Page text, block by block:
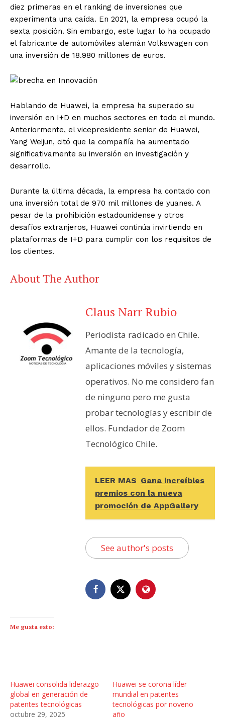
diez primeras en el ranking de inversiones que
experimenta una caída. En 2021, la empresa ocupó la
sexta posición. Sin embargo, este lugar lo ha ocupado
el fabricante de automóviles alemán Volkswagen con
una inversión de 18.980 millones de euros.
Hablando de Huawei, la empresa ha superado su
inversión en I+D en muchos sectores en todo el mundo.
Anteriormente, el vicepresidente senior de Huawei,
Yang Weijun, citó que la compañía ha aumentado
significativamente su inversión en investigación y
desarrollo.
Durante la última década, la empresa ha contado con
una inversión total de 970 mil millones de yuanes. A
pesar de la prohibición estadounidense y otros
desafíos extranjeros, Huawei continúa invirtiendo en
plataformas de I+D para cumplir con los requisitos de
los clientes.
About The Author
Claus Narr Rubio
Periodista radicado en Chile.
Amante de la tecnología,
aplicaciones móviles y sistemas
operativos. No me considero fan
de ninguno pero me gusta
probar tecnologías y escribir de
ellos. Fundador de Zoom
Tecnológico Chile.
LEER MAS Gana increíbles
premios con la nueva
promoción de AppGallery
See author's posts
Me gusta esto:
Huawei consolida liderazgo
global en generación de
patentes tecnológicas
octubre 29, 2025
Huawei se corona líder
mundial en patentes
tecnológicas por noveno
año